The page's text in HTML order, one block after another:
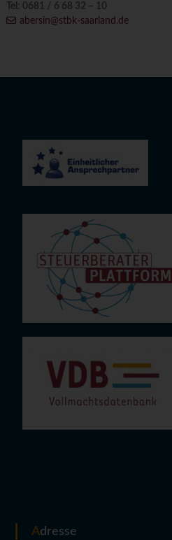
Tel: 0681 / 6 68 32 – 10
abersin@stbk-saarland.de
Adresse